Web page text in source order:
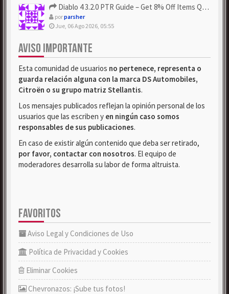
Diablo 4 3.2.0 PTR Guide – Get 8% Off Items Quickly to Test ...
porparsher
Jue, 06 Ago 2026, 05:55
AVISO IMPORTANTE
Esta comunidad de usuarios no pertenece, representa o
guarda relación alguna con la marca DS Automobiles,
Citroën o su grupo matriz Stellantis.
Los mensajes publicados reflejan la opinión personal de los
usuarios que las escriben y en ningún caso somos
responsables de sus publicaciones.
En caso de existir algún contenido que deba ser retirado,
por favor, contactar con nosotros. El equipo de
moderadores desarrolla su labor de forma altruista.
FAVORITOS
Aviso Legal y Condiciones de Uso
Política de Privacidad y Cookies
Eliminar Cookies
Chevronazos: ¡Sube tus fotos!